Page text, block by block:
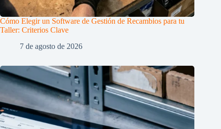
Cómo Elegir un Software de Gestión de Recambios para tu
Taller: Criterios Clave
7 de agosto de 2026